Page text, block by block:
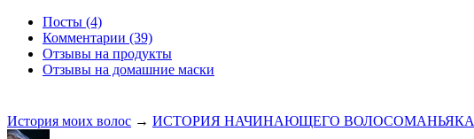
Посты (4)
Комментарии (39)
Отзывы на продукты
Отзывы на домашние маски
История моих волос → ИСТОРИЯ НАЧИНАЮЩЕГО ВОЛОСОМАНЬЯКА